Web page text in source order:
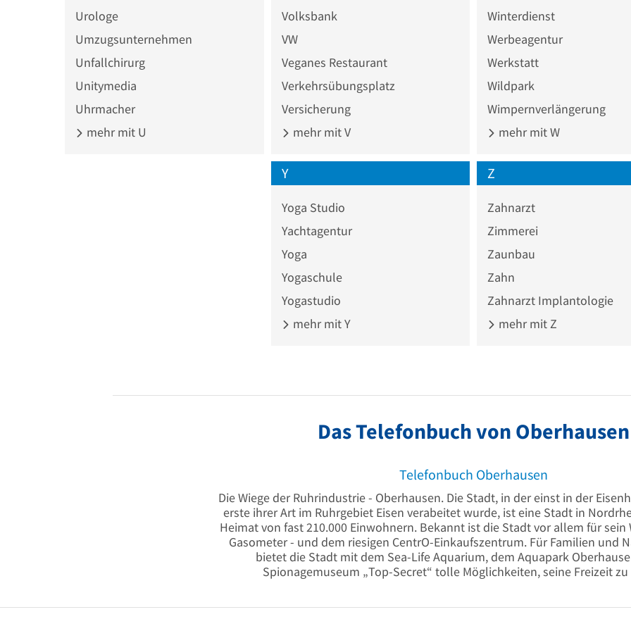
Urologe
Umzugsunternehmen
Unfallchirurg
Unitymedia
Uhrmacher
mehr mit U
Volksbank
VW
Veganes Restaurant
Verkehrsübungsplatz
Versicherung
mehr mit V
Winterdienst
Werbeagentur
Werkstatt
Wildpark
Wimpernverlängerung
mehr mit W
Y
Yoga Studio
Yachtagentur
Yoga
Yogaschule
Yogastudio
mehr mit Y
Z
Zahnarzt
Zimmerei
Zaunbau
Zahn
Zahnarzt Implantologie
mehr mit Z
Das Telefonbuch von Oberhausen
Telefonbuch Oberhausen
Die Wiege der Ruhrindustrie - Oberhausen. Die Stadt, in der einst in der
erste ihrer Art im Ruhrgebiet Eisen verabeitet wurde, ist eine Stadt in
Heimat von fast 210.000 Einwohnern. Bekannt ist die Stadt vor allem für sein
Gasometer - und dem riesigen CentrO-Einkaufszentrum. Für Familien und
bietet die Stadt mit dem Sea-Life Aquarium, dem Aquapark
Spionagemuseum „Top-Secret“ tolle Möglichkeiten, seine Freizeit